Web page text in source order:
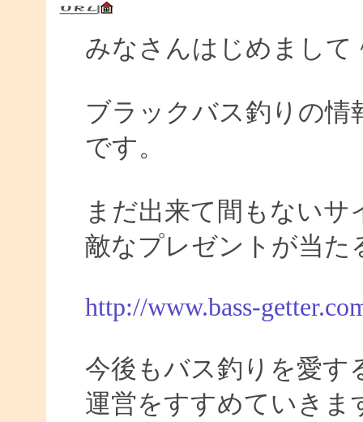
みなさんはじめまして
ブラックバス釣りの情
です。
まだ出来て間もないサ
敵なプレゼントが当た
http://www.bass-
今後もバス釣りを愛す
運営をすすめていきま